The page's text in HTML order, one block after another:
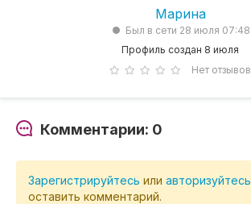
Марина
Был в сети 28 июля 07:48
Профиль создан 8 июля
Нет отзывов
Комментарии: 0
Зарегистрируйтесь или авторизуйтесь
оставить комментарий.